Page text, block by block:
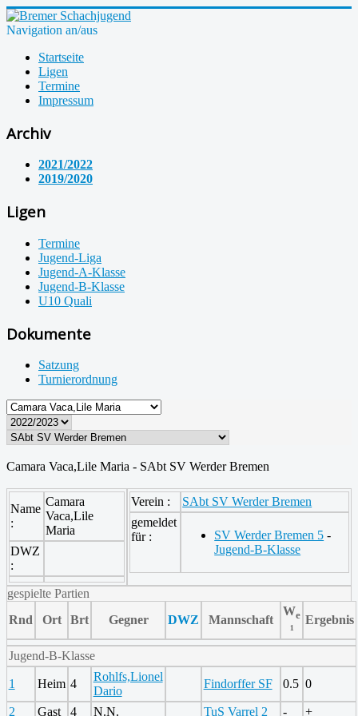
Navigation an/aus
Startseite
Ligen
Termine
Impressum
Archiv
2021/2022
2019/2020
Ligen
Termine
Jugend-Liga
Jugend-A-Klasse
Jugend-B-Klasse
U10 Quali
Dokumente
Satzung
Turnierordnung
Camara Vaca,Lile Maria - SAbt SV Werder Bremen
Name
:
Camara
Vaca,Lile
Maria
DWZ
:
Verein :
SAbt SV Werder Bremen
gemeldet
für :
SV Werder Bremen 5 -
Jugend-B-Klasse
gespielte Partien
Rnd
Ort Brt Gegner DWZ Mannschaft
We
¹
Ergebnis
Jugend-B-Klasse
1 Heim 4
Rohlfs,Lionel
Dario
Findorffer SF 0.5 0
2 Gast 4 N.N. TuS Varrel 2 - +